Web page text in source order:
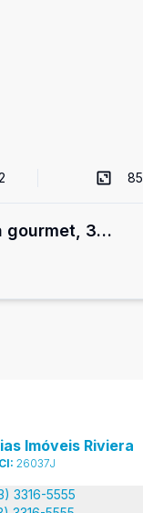
85
gourmet, 3
Imóveis Riviera
26037J
3316-5555